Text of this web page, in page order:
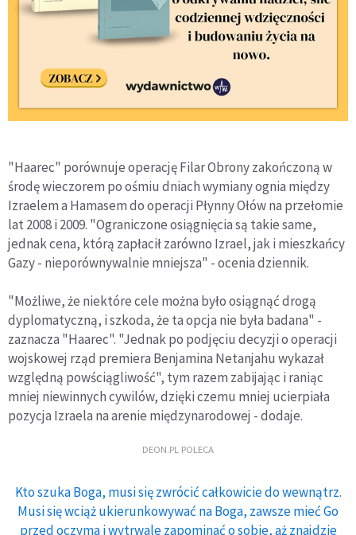
"Haarec" porównuje operację Filar Obrony zakończoną w
środę wieczorem po ośmiu dniach wymiany ognia między
Izraelem a Hamasem do operacji Płynny Ołów na przełomie
lat 2008 i 2009. "Ograniczone osiągnięcia są takie same,
jednak cena, którą zapłacił zarówno Izrael, jak i mieszkańcy
Gazy - nieporównywalnie mniejsza" - ocenia dziennik.
"Możliwe, że niektóre cele można było osiągnąć drogą
dyplomatyczną, i szkoda, że ta opcja nie była badana" -
zaznacza "Haarec". "Jednak po podjęciu decyzji o operacji
wojskowej rząd premiera Benjamina Netanjahu wykazał
względną powściągliwość", tym razem zabijając i raniąc
mniej niewinnych cywilów, dzięki czemu mniej ucierpiała
pozycja Izraela na arenie międzynarodowej - dodaje.
DEON.PL POLECA
Kto szuka Boga, musi się zwrócić całkowicie do wewnątrz.
Musi się wciąż ukierunkowywać na Boga, zawsze mieć Go
przed oczyma i wytrwale zapominać o sobie, aż znajdzie